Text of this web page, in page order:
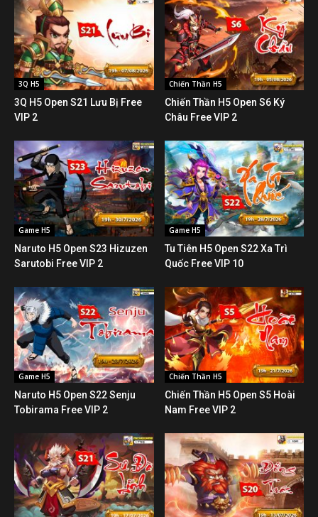
3Q H5
3Q H5 Open S21 Lưu Bị Free
VIP 2
Chiến Thần H5
Chiến Thần H5 Open S6 Ký
Châu Free VIP 2
Game H5
Naruto H5 Open S23 Hizuzen
Sarutobi Free VIP 2
Game H5
Tu Tiên H5 Open S22 Xa Trì
Quốc Free VIP 10
Game H5
Naruto H5 Open S22 Senju
Tobirama Free VIP 2
Chiến Thần H5
Chiến Thần H5 Open S5 Hoài
Nam Free VIP 2